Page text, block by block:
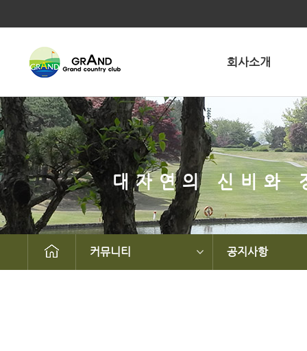
회사소개
대자연의 신비와
커뮤니티 공지사항